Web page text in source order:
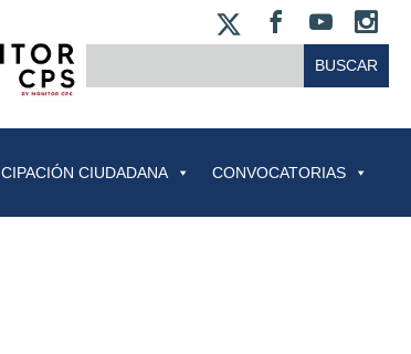
FACEBOOK
CIUDADANA CONVOCATORIAS